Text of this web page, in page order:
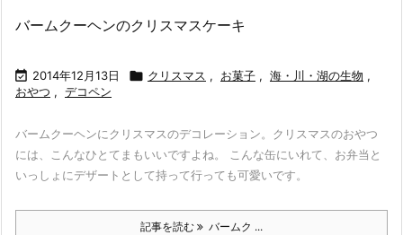
バームクーヘンのクリスマスケーキ
 2014年12月13日  クリスマス , お菓子 , 海・川・湖の生物 ,
おやつ , デコペン
バームクーヘンにクリスマスのデコレーション。クリスマスのおやつ
には、こんなひとてまもいいですよね。 こんな缶にいれて、お弁当と
いっしょにデザートとして持って行っても可愛いです。
記事を読む バームク ...